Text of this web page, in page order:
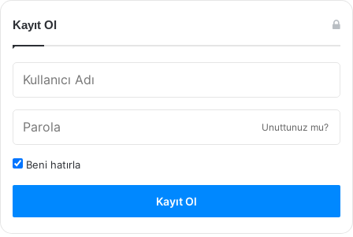
Kayıt Ol
Unuttunuz mu?
Beni hatırla
Kayıt Ol